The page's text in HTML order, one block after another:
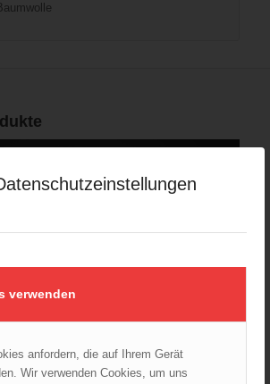
verwenden
anfordern, die auf Ihrem Gerät
Wir verwenden Cookies, um uns